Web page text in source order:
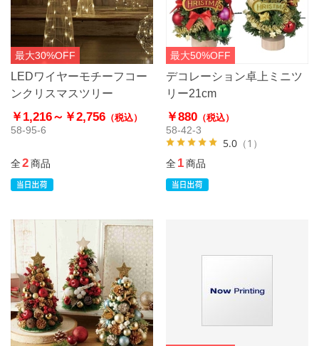
最大30%OFF
LEDワイヤーモチーフコー
ンクリスマスツリー
￥1,216～ ￥2,756 （税込）
58-95-6
全2商品
最大50%OFF
デコレーション卓上ミニツ
リー21cm
￥880（税込）
58-42-3
5.0（1）
全1商品